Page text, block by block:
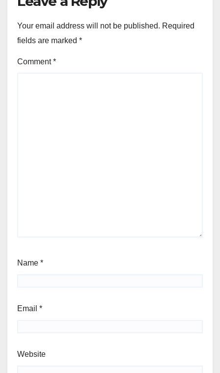
Your email address will not be published. Required
fields are marked *
Comment*
Name *
Email *
Website